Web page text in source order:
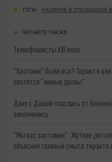
ТЕГИ: НАСИЛИЕ В СПЕЦШКОЛЕ В
ЧИТАЙТЕ ТАКЖЕ:
Технофашисты XXI века
"Кротами" были все? Теракт в
охотятся "живые дроны"
Даня с Дашей спаслись от
закончились
"Мы вас заставим": Жуткие
объяснил главный смысл теракта